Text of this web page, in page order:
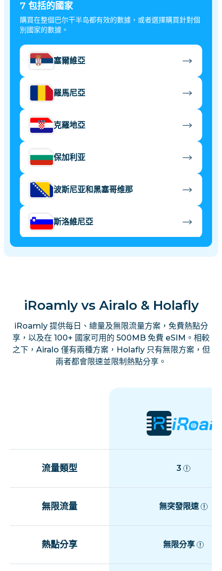
7 包括的國家
購買在整個巴尔干半岛都有效的數據，或者選擇購買針對個
別國家的數據。
塞爾維亞
羅馬尼亞
克羅地亞
保加利亚
波斯尼亚和黑塞哥维那
斯洛維尼亞
iRoamly vs Airalo & Holafly
iRoamly 提供每日、總量及無限流量方案，免費熱點分
享，以及在 100+ 國家可用的 500MB 免費 eSIM。相較
之下，Airalo 僅有兩種方案，Holafly 只有無限方案，但
兩者都會限速並限制熱點分享。
流量類型 3
無限流量 無突發限速
熱點分享 無限分享